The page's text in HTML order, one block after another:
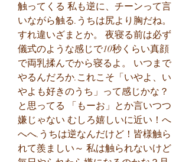
触ってくる 私も逆に、チーンって言
いながら触る.うちは尻より胸だね。
すれ違いざまとか。 夜寝る前は必ず
儀式のような感じで10秒くらい真顔
で両乳揉んでから寝るよ。 いつまで
やるんだろか.これこそ「いやよ、い
やよも好きのうち」って感じかな？
と思ってる 「もーお」とか言いつつ
嫌じゃない むしろ嬉しいに近い！へ
へへ.うちは逆なんだけど！皆様触ら
れて羨ましい～ 私は触られないけど